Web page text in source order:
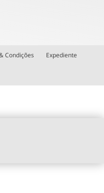
Condições Expediente